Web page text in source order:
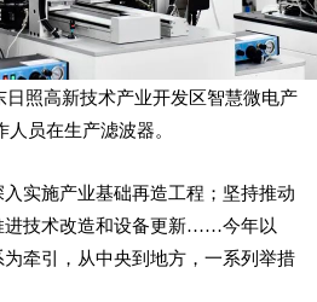
照高新技术产业开发区智慧微电产
员在生产滤波器。
施产业基础再造工程；坚持推动
进技术改造和设备更新……今年以
牵引，从中央到地方，一系列举措